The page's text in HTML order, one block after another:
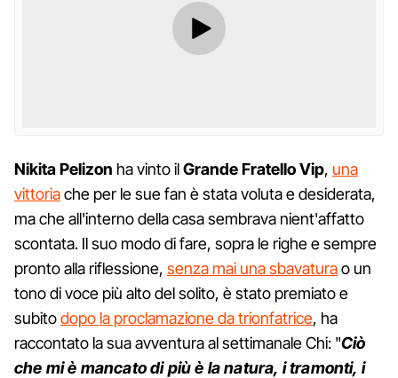
Nikita Pelizon ha vinto ilGrande Fratello Vip, una
vittoriache per le sue fan è stata voluta e desiderata,
ma che all'interno della casa sembrava nient'affatto
scontata. Il suo modo di fare, sopra le righe e sempre
pronto alla riflessione, senza mai una sbavaturao un
tono di voce più alto del solito, è stato premiato e
subitodopo la proclamazione da trionfatrice, ha
raccontato la sua avventura al settimanale Chi: "Ciò
che mi è mancato di più è la natura, i tramonti, i